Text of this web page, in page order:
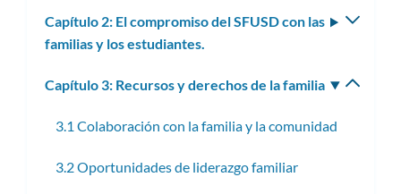
Capítulo 2: El compromiso del SFUSD con las
familias y los estudiantes.
Capítulo 3: Recursos y derechos de la familia
3.1 Colaboración con la familia y la comunidad
3.2 Oportunidades de liderazgo familiar